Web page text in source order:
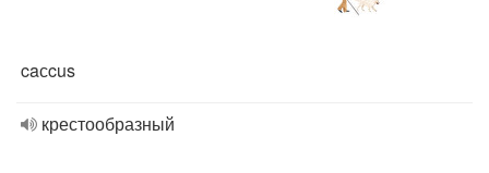
caсcus
крестообразный